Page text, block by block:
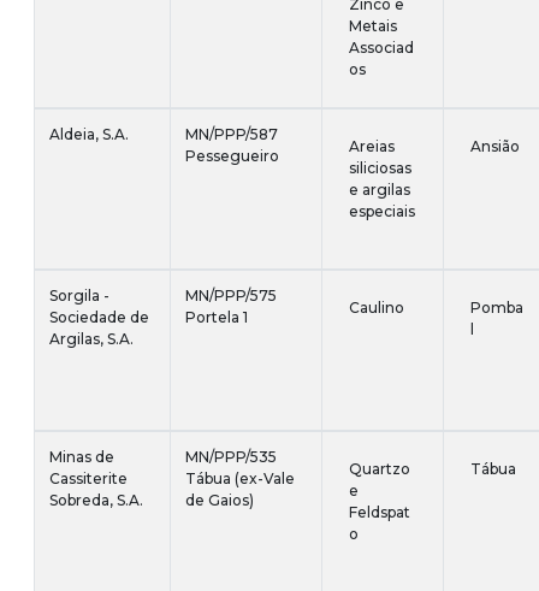
Zinco e
Metais
Associad
os
Aldeia, S.A.
MN/PPP/587
Pessegueiro
Areias
siliciosas
e argilas
especiais
Ansião
Sorgila -
Sociedade de
Argilas, S.A.
MN/PPP/575
Portela 1
Caulino
Pomba
l
Minas de
Cassiterite
Sobreda, S.A.
MN/PPP/535
Tábua (ex-Vale
de Gaios)
Quartzo
e
Feldspat
o
Tábua